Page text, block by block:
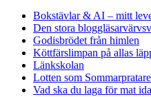
Bokstävlar & AI – mitt
Den stora
Godisbrödet från himlen
Köttfärslimpan på allas
Länkskolan
Lotten som
Vad ska du laga för mat